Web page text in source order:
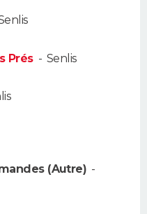
Prés- Senlis
(Autre) -